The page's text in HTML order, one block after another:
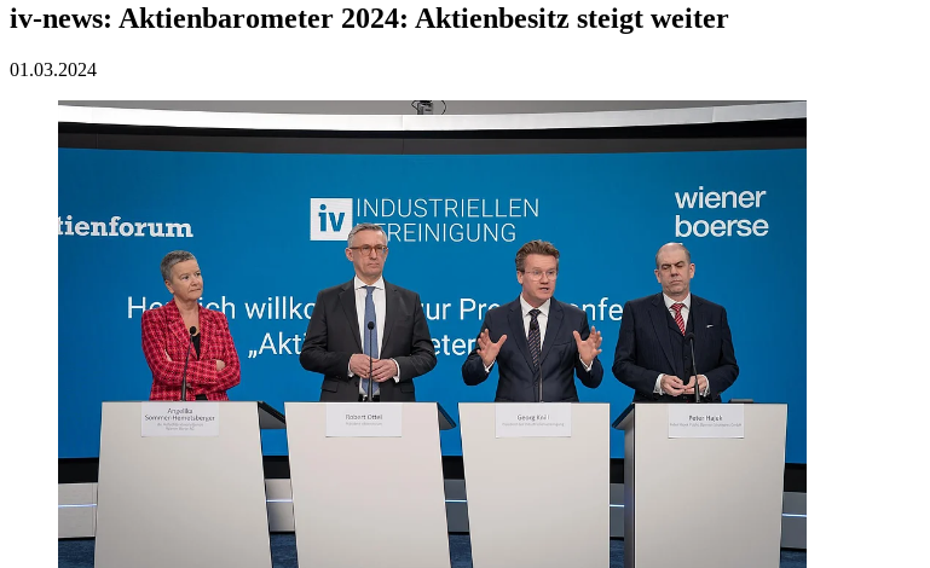
iv-news: Aktienbarometer 2024: Aktienbesitz steigt weiter
01.03.2024